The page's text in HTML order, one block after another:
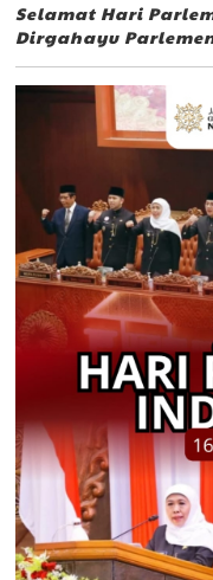
Selamat Hari
Dirgahayu